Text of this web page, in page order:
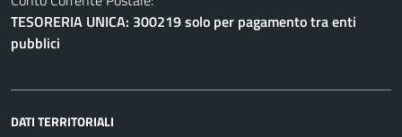
TESORERIA UNICA: 300219 solo per pagamento tra enti
pubblici
DATI TERRITORIALI